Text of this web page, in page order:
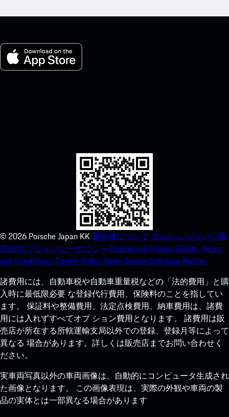
© 2026 Porsche Japan KK著作権について ポルシェ ジャパン株
式会社 プライバシーポリシー Business & Human Rights.Terms
and Conditions.Cookie Policy.Open Source Software Notice.
諸費用には、自動車税や自動車重量税などの「法的費用」と購
入時に最低限必要 な登録代行費用、保険料のことを指してい
ます。 保証料や整備費用、法定点検費用、納車費用は、諸費
用には入れずすべてオプ ション費用となります。 諸費用は販
売店が所在する所轄運輸支局以外での登録、登録月等によって
異なる 場合があります。詳しくは販売店までお問い合わせく
ださい。
実車両写真以外の車両画像は、自動的にコンピュータ生成され
た画像となります。 この画像表現は、実際の外観や車両の製
品の実体とは一部異なる場合があります